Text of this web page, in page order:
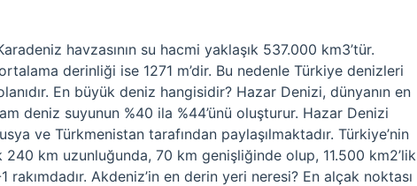
havzasının su hacmi yaklaşık 537.000 km3’tür.
derinliği ise 1271 m’dir. Bu nedenle Türkiye denizleri
En büyük deniz hangisidir? Hazar Denizi, dünyanın en
deniz suyunun %40 ila %44’ünü oluşturur. Hazar Denizi
ve Türkmenistan tarafından paylaşılmaktadır. Türkiye’nin
km uzunluğunda, 70 km genişliğinde olup, 11.500 km2’lik
Akdeniz’in en derin yeri neresi? En alçak noktası